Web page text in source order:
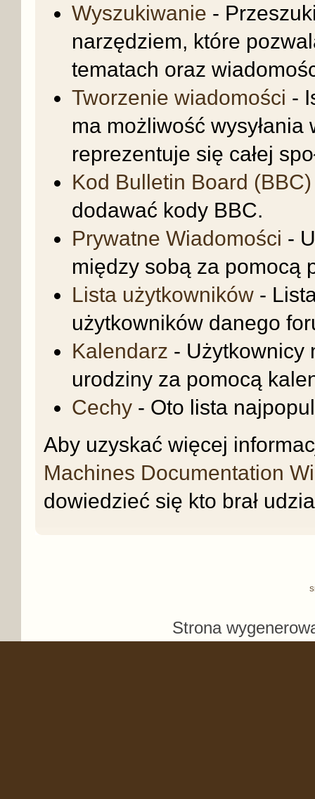
Wyszukiwanie -
narzędziem, które
tematach oraz
Tworzenie wiadomości -
ma możliwość
reprezentuje się całej
Kod Bulletin Board (BBC)
dodawać kody BBC.
Prywatne Wiadomości -
między sobą za pomocą
Lista użytkowników -
użytkowników danego
Kalendarz - Użytkownicy
urodziny za pomocą
Cechy - Oto lista
Aby uzyskać więcej
Machines Documentation
dowiedzieć się kto brał
Strona